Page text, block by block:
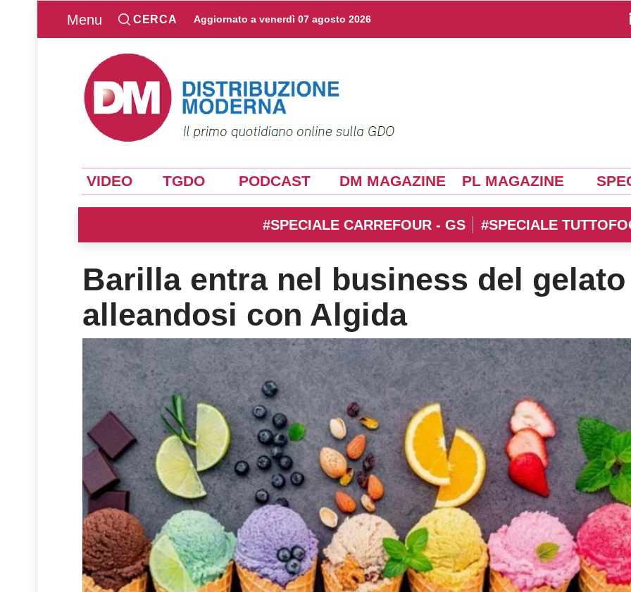
Menu CERCA Aggiornato a venerdì 07 agosto 2026
VIDEO TGDO PODCAST DM MAGAZINE PL MAGAZINE
#SPECIALE CARREFOUR - GS #SPECIALE
Barilla entra nel business del gelato
alleandosi con Algida